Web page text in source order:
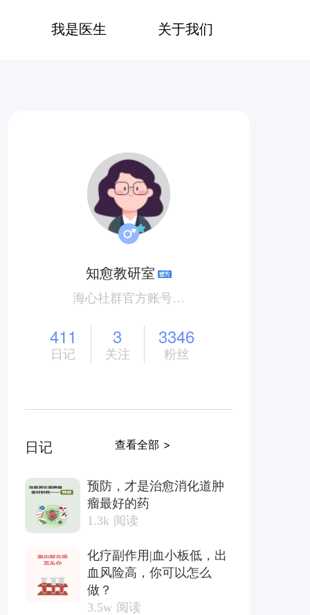
我是医生 关于我们
知愈教研室
海心社群官方账号| 分享你需要及想要知道的肿瘤科普~ 解决你的抗癌知识盲区📔 快来教研室👩‍🏫‍留言报到吧~
411
日记
3
关注
3346
粉丝
日记 查看全部 >
预防，才是治愈消化道肿
瘤最好的药
1.3k 阅读
化疗副作用|血小板低，出
血风险高，你可以怎么
做？
3.5w 阅读